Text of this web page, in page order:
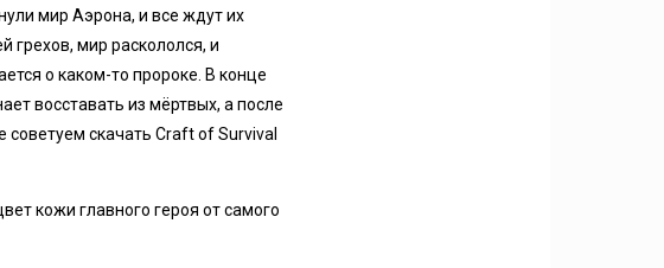
мир Аэрона, и все ждут их
грехов, мир раскололся, и
о каком-то пророке. В конце
восставать из мёртвых, а после
советуем скачать Craft of Survival
кожи главного героя от самого